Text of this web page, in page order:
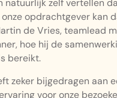
onze opdrachtgever kan
de Vries, teamlead
hoe hij de
bereikt.
zeker bijgedragen aan
voor onze